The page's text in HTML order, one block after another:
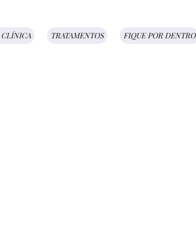
TRATAMENTOS FIQUE POR DENTRO